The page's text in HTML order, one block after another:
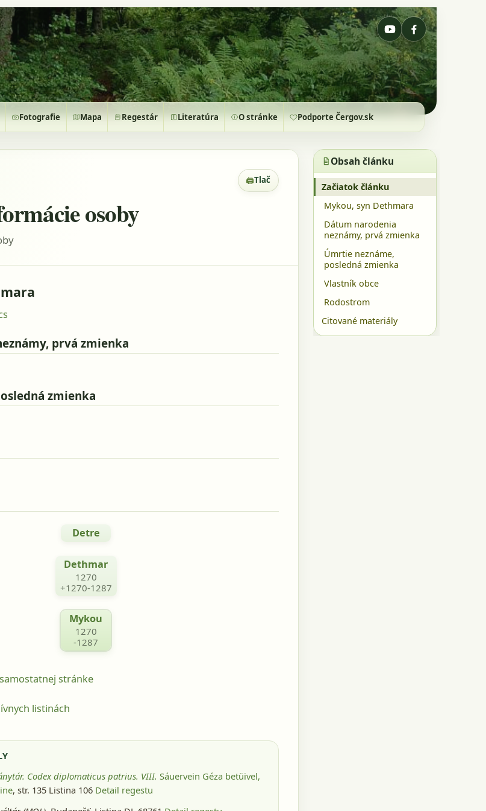
Fotografie Mapa Regestár Literatúra O stránke Podporte Čergov.sk
🖨Tlač
Zobrazenie pre tlač
osoby
prvá zmienka
zmienka
Detre
Dethmar
1270
+1270-1287
Mykou
1270
-1287
stránke
listinách
Codex diplomaticus patrius. VIII. Sáuervein Géza betüivel,
, str. 135 Listina 106 Detail regestu
Obsah článku
Začiatok článku
Mykou, syn Dethmara
Dátum narodenia
neznámy, prvá zmienka
Úmrtie neznáme,
posledná zmienka
Vlastník obce
Rodostrom
Citované materiály